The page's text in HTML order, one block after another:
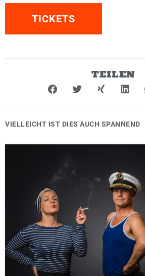
TICKETS
TEILEN
VIELLEICHT IST DIES AUCH SPANNEND